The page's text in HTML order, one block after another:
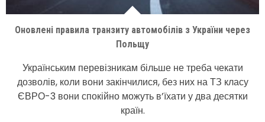
Оновлені правила транзиту автомобілів з України через
Польщу
Українським перевізникам більше не треба чекати
дозволів, коли вони закінчилися, без них на ТЗ класу
ЄВРО-3 вони спокійно можуть в’їхати у два десятки
країн.